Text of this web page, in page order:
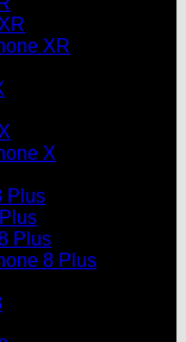
XR
X
Plus
Plus
8 Plus